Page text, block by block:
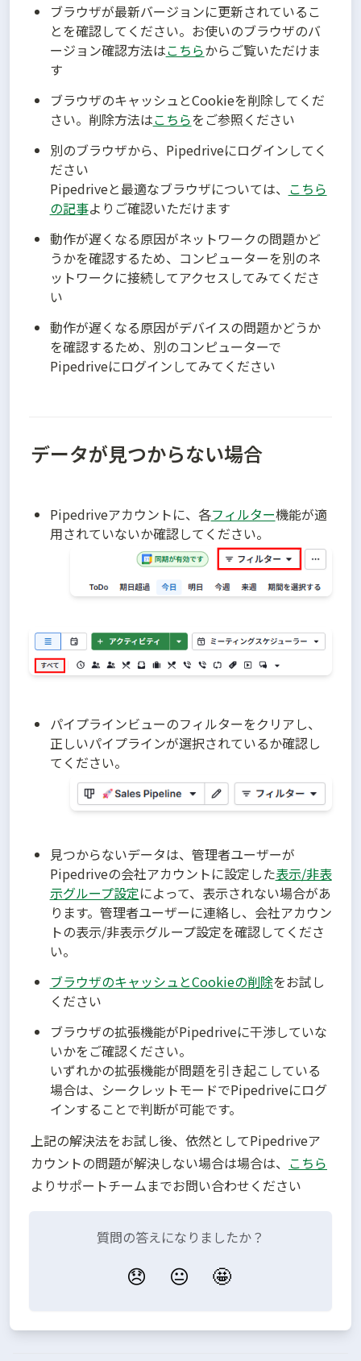
ブラウザが最新バージョンに更新されているこ
とを確認してください。お使いのブラウザのバ
ージョン確認方法はこちらからご覧いただけま
す
ブラウザのキャッシュとCookieを削除してくだ
さい。削除方法はこちらをご参照ください
別のブラウザから、Pipedriveにログインしてく
ださい
Pipedriveと最適なブラウザについては、 こちら
の記事よりご確認いただけます
動作が遅くなる原因がネットワークの問題かど
うかを確認するため、コンピューターを別のネ
ットワークに接続してアクセスしてみてくださ
い
動作が遅くなる原因がデバイスの問題かどうか
を確認するため、別のコンピューターで
Pipedriveにログインしてみてください
データが見つからない場合
Pipedriveアカウントに、各フィルター機能が適
用されていないか確認してください。
パイプラインビューのフィルターをクリアし、
正しいパイプラインが選択されているか確認し
てください。
見つからないデータは、管理者ユーザーが
Pipedriveの会社アカウントに設定した表示/非表
示グループ設定によって、表示されない場合があ
ります。管理者ユーザーに連絡し、会社アカウン
トの表示/非表示グループ設定を確認してくださ
ブラウザのキャッシュとCookieの削除をお試し
ください
ブラウザの拡張機能がPipedriveに干渉していな
いかをご確認ください。
いずれかの拡張機能が問題を引き起こしている
場合は、シークレットモードでPipedriveにログ
上記の解決法をお試し後、依然としてPipedriveア
カウントの問題が解決しない場合は場合は、 こちら
よりサポートチームまでお問い合わせください
質問の答えになりましたか？
😞 😐 🤩